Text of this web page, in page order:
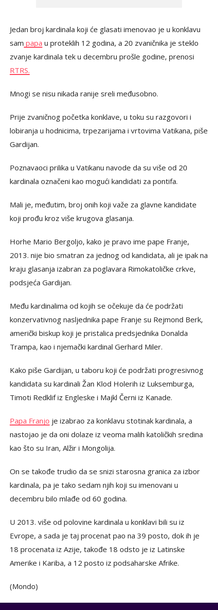
Јedan broj kardinala koji će glasati imenovao je u konklavu
sam papa u proteklih 12 godina, a 20 zvaničnika je steklo
zvanje kardinala tek u decembru prošle godine, prenosi
RTRS.
Mnogi se nisu nikada ranije sreli međusobno.
Prije zvaničnog početka konklave, u toku su razgovori i
lobiranja u hodnicima, trpezarijama i vrtovima Vatikana, piše
Gardijan.
Poznavaoci prilika u Vatikanu navode da su više od 20
kardinala označeni kao mogući kandidati za pontifa.
Mali je, međutim, broj onih koji važe za glavne kandidate
koji prođu kroz više krugova glasanja.
Horhe Mario Bergoljo, kako je pravo ime pape Franje,
2013. nije bio smatran za jednog od kandidata, ali je ipak na
kraju glasanja izabran za poglavara Rimokatoličke crkve,
podsjeća Gardijan.
Među kardinalima od kojih se očekuje da će podržati
konzervativnog nasljednika pape Franje su Rejmond Berk,
američki biskup koji je pristalica predsjednika Donalda
Trampa, kao i njemački kardinal Gerhard Miler.
Kako piše Gardijan, u taboru koji će podržati progresivnog
kandidata su kardinali Žan Klod Holerih iz Luksemburga,
Timoti Redklif iz Engleske i Majkl Černi iz Kanade.
Papa Franjo je izabrao za konklavu stotinak kardinala, a
nastojao je da oni dolaze iz veoma malih katoličkih sredina
kao što su Iran, Alžir i Mongolija.
On se takođe trudio da se snizi starosna granica za izbor
kardinala, pa je tako sedam njih koji su imenovani u
decembru bilo mlađe od 60 godina.
U 2013. više od polovine kardinala u konklavi bili su iz
Evrope, a sada je taj procenat pao na 39 posto, dok ih je
18 procenata iz Azije, takođe 18 odsto je iz Latinske
Amerike i Kariba, a 12 posto iz podsaharske Afrike.
(Mondo)